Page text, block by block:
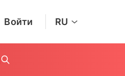
Войти RU